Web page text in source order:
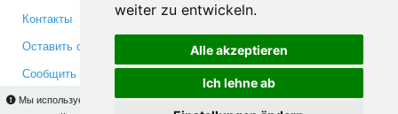
weiter zu entwickeln.
Alle akzeptieren
Ich lehne ab
Мы используем cookies для того, чтобы Вы могли использовать весь функционал
Контакты
Оставить отзыв
Сообщить об ошибке
Facebook
Twitter
YouTube
Google+